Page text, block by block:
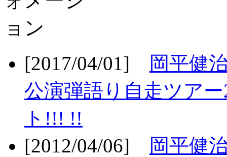
[2017/04/01]
岡平健
公演弾語り自走ツア
ト!!! !!
[2012/04/06]
岡平健